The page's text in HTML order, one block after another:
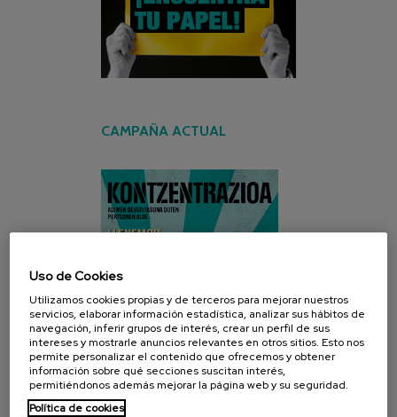
CAMPAÑA ACTUAL
Uso de Cookies
Utilizamos cookies propias y de terceros para mejorar nuestros
servicios, elaborar información estadística, analizar sus hábitos de
navegación, inferir grupos de interés, crear un perfil de sus
intereses y mostrarle anuncios relevantes en otros sitios. Esto nos
permite personalizar el contenido que ofrecemos y obtener
información sobre qué secciones suscitan interés,
permitiéndonos además mejorar la página web y su seguridad.
Política de cookies